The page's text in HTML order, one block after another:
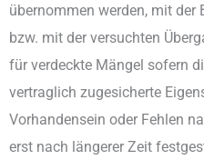
übernommen werden, mit der
bzw. mit der versuchten
für verdeckte Mängel sofern
vertraglich zugesicherte
Vorhandensein oder Fehlen
erst nach längerer Zeit